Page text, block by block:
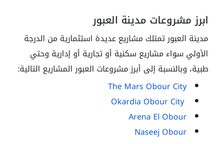
ابرز مشروعات مدينة العبور
مدينة العبور تمتلك مشاريع عديدة استثمارية من الدرجة
الأولي سواء مشاريع سكنية أو تجارية أو إدارية وحتي
طبية، وبالنسبة إلى أبرز مشروعات العبور المشاريع التالية:
The Mars Obour City
Arena El Obour
Naseej Obour